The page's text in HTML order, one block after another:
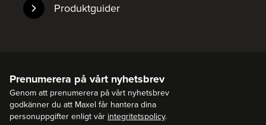
Produktguider
Prenumerera på vårt nyhetsbrev
Genom att prenumerera på vårt nyhetsbrev
godkänner du att Maxel får hantera dina
personuppgifter enligt vår integritetspolicy.